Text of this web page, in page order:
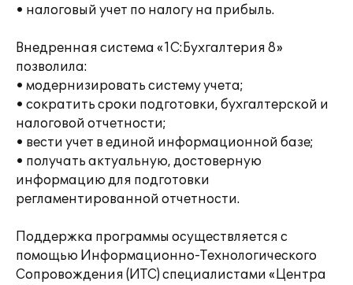
• налоговый учет по налогу на прибыль.
Внедренная система «1С:Бухгалтерия 8»
позволила:
• модернизировать систему учета;
• сократить сроки подготовки, бухгалтерской и
налоговой отчетности;
• вести учет в единой информационной базе;
• получать актуальную, достоверную
информацию для подготовки
регламентированной отчетности.
Поддержка программы осуществляется с
помощью Информационно-Технологического
Сопровождения (ИТС) специалистами «Центра